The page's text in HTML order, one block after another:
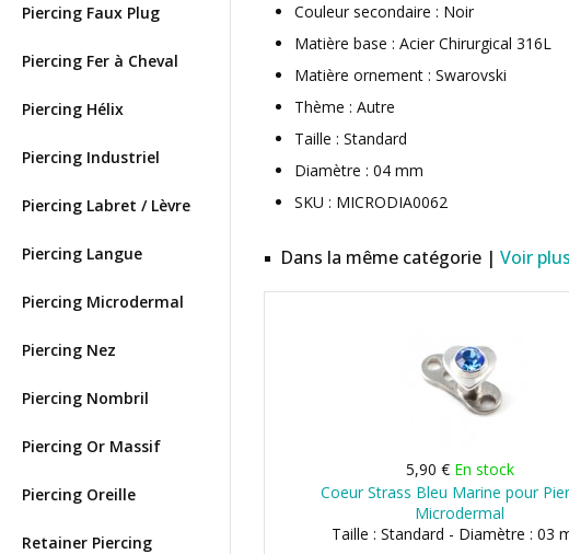
Piercing Faux Plug
Piercing Fer à Cheval
Piercing Hélix
Piercing Industriel
Piercing Labret / Lèvre
Piercing Langue
Piercing Microdermal
Piercing Nez
Piercing Nombril
Piercing Or Massif
Piercing Oreille
Retainer Piercing
Couleur secondaire : Noir
Matière base : Acier Chirurgical 316L
Matière ornement : Swarovski
Thème : Autre
Taille : Standard
Diamètre : 04 mm
SKU : MICRODIA0062
Dans la même catégorie | Voir plus
5,90 € En stock
Coeur Strass Bleu Marine pour
Microdermal
Taille : Standard - Diamètre : 03